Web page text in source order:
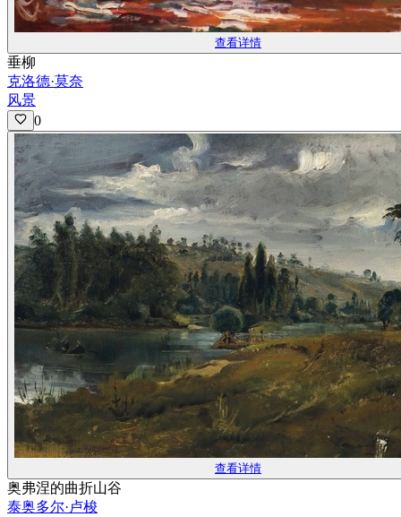
查看详情
垂柳
克洛德·莫奈
风景
0
查看详情
奥弗涅的曲折山谷
泰奥多尔·卢梭